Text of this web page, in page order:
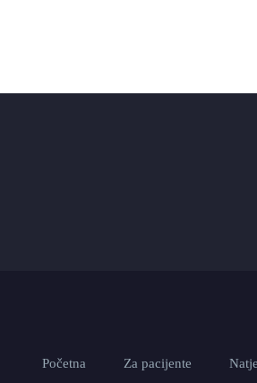
Početna Za pacijente